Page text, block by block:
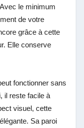
le minimum
de votre
grâce à cette
Elle conserve
fonctionner sans
il reste facile à
visuel, cette
Sa paroi